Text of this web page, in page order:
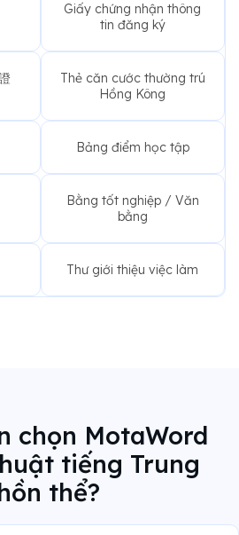
Giấy chứng nhận thông
tin đăng ký
Thẻ căn cước thường trú
Hồng Kông
Bảng điểm học tập
Bằng tốt nghiệp / Văn
bằng
Thư giới thiệu việc làm
chọn MotaWord
tiếng Trung
thể?